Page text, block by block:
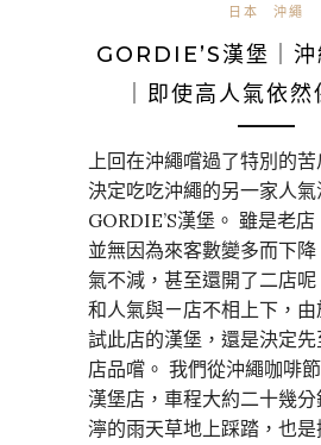
日本 沖繩
GORDIE’S漢堡｜
｜即使高人氣依
上回在沖繩嚐過了特別的
決定吃吃沖繩的另一家人
GORDIE’S漢堡。 雖是老
並無因為來客數變多而下
氣不減，甚至還開了二店
和人氣與ㄧ店不相上下，
試此店的漢堡，還是決定
店品嚐。 我們從沖繩咖啡
漢堡店，車程大約二十幾
濘的雨天草地上踩踏，也是